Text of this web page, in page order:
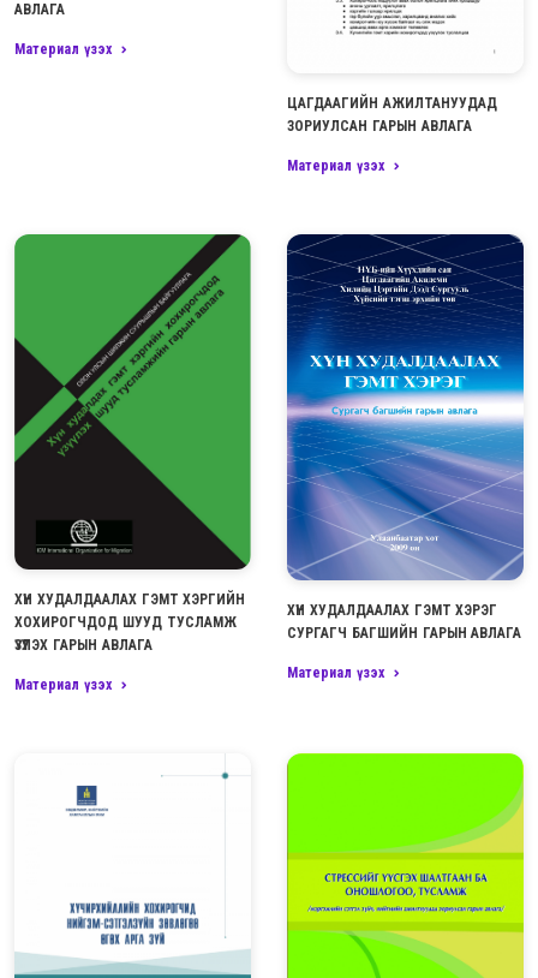
АВЛАГА
Материал үзэх
ЦАГДААГИЙН АЖИЛТАНУУДАД
ЗОРИУЛСАН ГАРЫН АВЛАГА
Материал үзэх
ХҮН ХУДАЛДААЛАХ ГЭМТ ХЭРГИЙН
ХОХИРОГЧДОД ШУУД ТУСЛАМЖ
ҮЗҮҮЛЭХ ГАРЫН АВЛАГА
Материал үзэх
ХҮН ХУДАЛДААЛАХ ГЭМТ ХЭРЭГ
СУРГАГЧ БАГШИЙН ГАРЫН АВЛАГА
Материал үзэх